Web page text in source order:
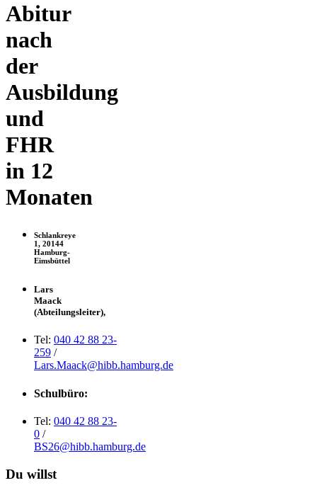
Abitur
nach
der
Ausbildung
und
FHR
in 12
Monaten
Schlankreye
1, 20144
Hamburg-
Eimsbüttel
Lars
Maack
(Abteilungsleiter),
Tel: 040 42 88 23-
259 /
Lars.Maack@hibb.hamburg.de
Schulbüro:
Tel: 040 42 88 23-
0 /
BS26@hibb.hamburg.de
Du willst